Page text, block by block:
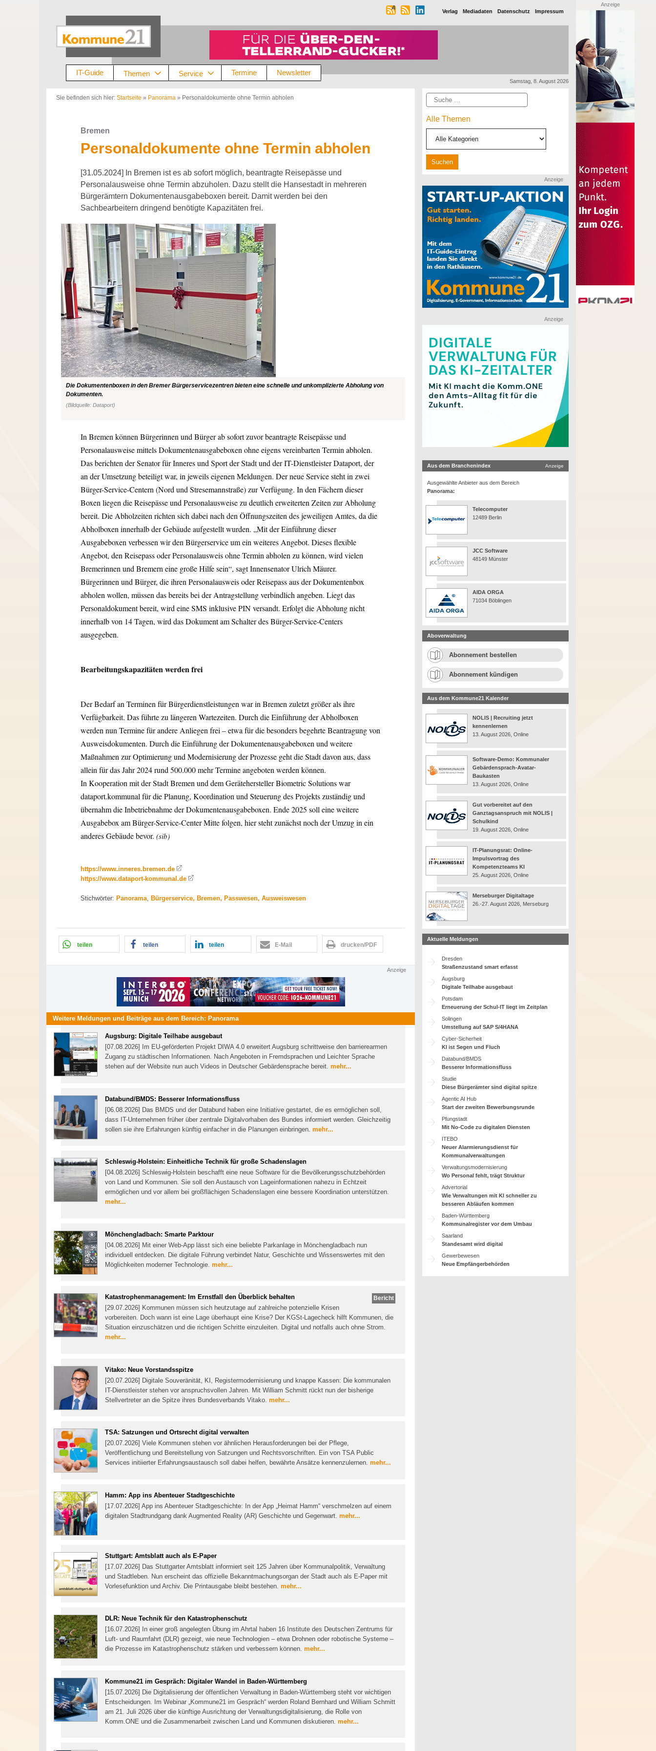
Verlag Mediadaten Datenschutz Impressum
IT-Guide Themen Service Termine Newsletter
Samstag, 8. August 2026
Sie befinden sich hier: Startseite » Panorama » Personaldokumente ohne Termin abholen
Bremen
Personaldokumente ohne Termin abholen
[31.05.2024] In Bremen ist es ab sofort möglich, beantragte Reisepässe und
Personalausweise ohne Termin abzuholen. Dazu stellt die Hansestadt in mehreren
Bürgerämtern Dokumentenausgabeboxen bereit. Damit werden bei den
Sachbearbeitern dringend benötigte Kapazitäten frei.
Die Dokumentenboxen in den Bremer Bürgerservicezentren bieten eine schnelle und unkomplizierte Abholung von
Dokumenten.
(Bildquelle: Dataport)
In Bremen können Bürgerinnen und Bürger ab sofort zuvor beantragte Reisepässe und
Personalausweise mittels Dokumentenausgabeboxen ohne eigens vereinbarten Termin abholen.
Das berichten der Senator für Inneres und Sport der Stadt und der IT-Dienstleister Dataport, der
an der Umsetzung beteiligt war, in jeweils eigenen Meldungen. Der neue Service steht in zwei
Bürger-Service-Centern (Nord und Stresemannstraße) zur Verfügung. In den Fächern dieser
Boxen liegen die Reisepässe und Personalausweise zu deutlich erweiterten Zeiten zur Abholung
bereit. Die Abholzeiten richten sich dabei nach den Öffnungszeiten des jeweiligen Amtes, da die
Abholboxen innerhalb der Gebäude aufgestellt wurden. „Mit der Einführung dieser
Ausgabeboxen verbessen wir den Bürgerservice um ein weiteres Angebot. Dieses flexible
Angebot, den Reisepass oder Personalausweis ohne Termin abholen zu können, wird vielen
Bremerinnen und Bremern eine große Hilfe sein“, sagt Innensenator Ulrich Mäurer.
Bürgerinnen und Bürger, die ihren Personalausweis oder Reisepass aus der Dokumentenbox
abholen wollen, müssen das bereits bei der Antragstellung verbindlich angeben. Liegt das
Personaldokument bereit, wird eine SMS inklusive PIN versandt. Erfolgt die Abholung nicht
innerhalb von 14 Tagen, wird das Dokument am Schalter des Bürger-Service-Centers
ausgegeben.
Bearbeitungskapazitäten werden frei
Der Bedarf an Terminen für Bürgerdienstleistungen war in Bremen zuletzt größer als ihre
Verfügbarkeit. Das führte zu längeren Wartezeiten. Durch die Einführung der Abholboxen
werden nun Termine für andere Anliegen frei – etwa für die besonders begehrte Beantragung von
Ausweisdokumenten. Durch die Einführung der Dokumentenausgabeboxen und weitere
Maßnahmen zur Optimierung und Modernisierung der Prozesse geht die Stadt davon aus, dass
allein für das Jahr 2024 rund 500.000 mehr Termine angeboten werden können.
In Kooperation mit der Stadt Bremen und dem Gerätehersteller Biometric Solutions war
dataport.kommunal für die Planung, Koordination und Steuerung des Projekts zuständig und
übernahm die Inbetriebnahme der Dokumentenausgabeboxen. Ende 2025 soll eine weitere
Ausgabebox am Bürger-Service-Center Mitte folgen, hier steht zunächst noch der Umzug in ein
anderes Gebäude bevor. (sib)
https://www.inneres.bremen.de
https://www.dataport-kommunal.de
Stichwörter: Panorama Bürgerservice, Bremen, Passwesen, Ausweiswesen
teilen teilen teilen E-Mail drucken/PDF
Anzeige
Weitere Meldungen und Beiträge aus dem Bereich: Panorama
Augsburg: Digitale Teilhabe ausgebaut
[07.08.2026] Im EU-geförderten Projekt DIWA 4.0 erweitert Augsburg schrittweise den barrierearmen
Zugang zu städtischen Informationen. Nach Angeboten in Fremdsprachen und Leichter Sprache
stehen auf der Website nun auch Videos in Deutscher Gebärdensprache bereit. mehr...
Databund/BMDS: Besserer Informationsfluss
[06.08.2026] Das BMDS und der Databund haben eine Initiative gestartet, die es ermöglichen soll,
dass IT-Unternehmen früher über zentrale Digitalvorhaben des Bundes informiert werden. Gleichzeitig
sollen sie ihre Erfahrungen künftig einfacher in die Planungen einbringen. mehr...
Schleswig-Holstein: Einheitliche Technik für große Schadenslagen
[04.08.2026] Schleswig-Holstein beschafft eine neue Software für die Bevölkerungsschutzbehörden
von Land und Kommunen. Sie soll den Austausch von Lageinformationen nahezu in Echtzeit
ermöglichen und vor allem bei großflächigen Schadenslagen eine bessere Koordination unterstützen.
mehr...
Mönchengladbach: Smarte Parktour
[04.08.2026] Mit einer Web-App lässt sich eine beliebte Parkanlage in Mönchengladbach nun
individuell entdecken. Die digitale Führung verbindet Natur, Geschichte und Wissenswertes mit den
Möglichkeiten moderner Technologie. mehr...
Bericht
Katastrophenmanagement: Im Ernstfall den Überblick behalten
[29.07.2026] Kommunen müssen sich heutzutage auf zahlreiche potenzielle Krisen
vorbereiten. Doch wann ist eine Lage überhaupt eine Krise? Der KGSt-Lagecheck hilft Kommunen, die
Situation einzuschätzen und die richtigen Schritte einzuleiten. Digital und notfalls auch ohne Strom.
mehr...
Vitako: Neue Vorstandsspitze
[20.07.2026] Digitale Souveränität, KI, Registermodernisierung und knappe Kassen: Die kommunalen
IT-Dienstleister stehen vor anspruchsvollen Jahren. Mit William Schmitt rückt nun der bisherige
Stellvertreter an die Spitze ihres Bundesverbands Vitako. mehr...
TSA: Satzungen und Ortsrecht digital verwalten
[20.07.2026] Viele Kommunen stehen vor ähnlichen Herausforderungen bei der Pflege,
Veröffentlichung und Bereitstellung von Satzungen und Rechtsvorschriften. Ein von TSA Public
Services initiierter Erfahrungsaustausch soll dabei helfen, bewährte Ansätze kennenzulernen. mehr...
Hamm: App ins Abenteuer Stadtgeschichte
[17.07.2026] App ins Abenteuer Stadtgeschichte: In der App „Heimat Hamm“ verschmelzen auf einem
digitalen Stadtrundgang dank Augmented Reality (AR) Geschichte und Gegenwart. mehr...
Stuttgart: Amtsblatt auch als E-Paper
[17.07.2026] Das Stuttgarter Amtsblatt informiert seit 125 Jahren über Kommunalpolitik, Verwaltung
und Stadtleben. Nun erscheint das offizielle Bekanntmachungsorgan der Stadt auch als E-Paper mit
Vorlesefunktion und Archiv. Die Printausgabe bleibt bestehen. mehr...
DLR: Neue Technik für den Katastrophenschutz
[16.07.2026] In einer groß angelegten Übung im Ahrtal haben 16 Institute des Deutschen Zentrums für
Luft- und Raumfahrt (DLR) gezeigt, wie neue Technologien – etwa Drohnen oder robotische Systeme –
die Prozesse im Katastrophenschutz stärken und verbessern können. mehr...
Kommune21 im Gespräch: Digitaler Wandel in Baden-Württemberg
[15.07.2026] Die Digitalisierung der öffentlichen Verwaltung in Baden-Württemberg steht vor wichtigen
Entscheidungen. Im Webinar „Kommune21 im Gespräch“ werden Roland Bernhard und William Schmitt
am 21. Juli 2026 über die künftige Ausrichtung der Verwaltungsdigitalisierung, die Rolle von
Komm.ONE und die Zusammenarbeit zwischen Land und Kommunen diskutieren. mehr...
Suche
Alle Themen
Anzeige
Anzeige
Aus dem Branchenindex Anzeige
Ausgewählte Anbieter aus dem Bereich
Panorama:
Telecomputer
12489 Berlin
JCC Software
48149 Münster
AIDA ORGA
71034 Böblingen
Aboverwaltung
Abonnement bestellen
Abonnement kündigen
Aus dem Kommune21 Kalender
NOLIS | Recruiting jetzt
kennenlernen
13. August 2026, Online
Software-Demo: Kommunaler
Gebärdensprach-Avatar-
Baukasten
13. August 2026, Online
Gut vorbereitet auf den
Ganztagsanspruch mit NOLIS |
Schulkind
19. August 2026, Online
IT-Planungsrat: Online-
Impulsvortrag des
Kompetenzteams KI
25. August 2026, Online
Merseburger Digitaltage
26.-27. August 2026, Merseburg
Aktuelle Meldungen
Dresden
Straßenzustand smart erfasst
Augsburg
Digitale Teilhabe ausgebaut
Potsdam
Erneuerung der Schul-IT liegt im Zeitplan
Solingen
Umstellung auf SAP S/4HANA
Cyber-Sicherheit
KI ist Segen und Fluch
Databund/BMDS
Besserer Informationsfluss
Studie
Diese Bürgerämter sind digital spitze
Agentic AI Hub
Start der zweiten Bewerbungsrunde
Pfungstadt
Mit No-Code zu digitalen Diensten
ITEBO
Neuer Alarmierungsdienst für
Kommunalverwaltungen
Verwaltungsmodernisierung
Wo Personal fehlt, trägt Struktur
Advertorial
Wie Verwaltungen mit KI schneller zu
besseren Abläufen kommen
Baden-Württemberg
Kommunalregister vor dem Umbau
Saarland
Standesamt wird digital
Gewerbewesen
Neue Empfängerbehörden
Anzeige